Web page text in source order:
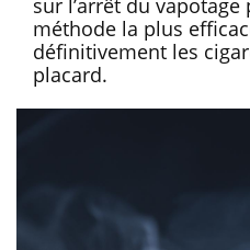
sur l’arrêt du
méthode la plus
définitivement les
placard.